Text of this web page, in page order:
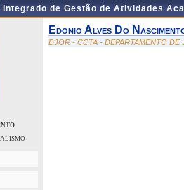
Integrado de Gestão de Atividades
Edonio Alves Do
DJOR - CCTA - DEPARTAMENTO DE